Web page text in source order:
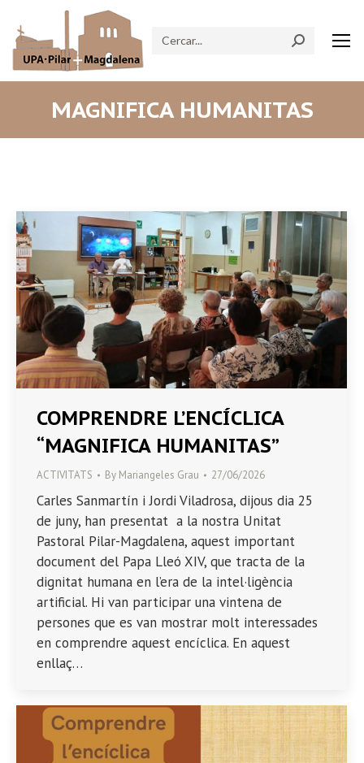
Search:
MAGNIFICA HUMANITAS
COMPRENDRE L’ENCÍCLICA
“MAGNIFICA HUMANITAS”
ACTIVITATS By Mariangeles Grau 27/06/2026
Carles Sanmartín i Jordi Viladrosa, dijous dia 25
de juny, han presentat a la nostra Unitat
Pastoral Pilar-Magdalena, aquest important
document del Papa Lleó XIV, que tracta de la
dignitat humana en l’era de la intel·ligència
artificial. Hi van participar una vintena de
persones que es van mostrar molt interessades
en comprendre aquest encíclica. En aquest
enllaç…